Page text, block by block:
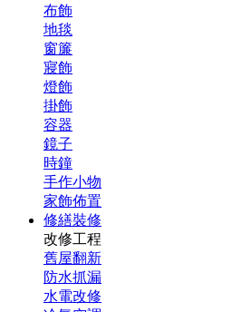
布飾
地毯
窗簾
寢飾
燈飾
掛飾
容器
鏡子
時鐘
手作小物
家飾佈置
修繕裝修
改修工程
舊屋翻新
防水抓漏
水電改修